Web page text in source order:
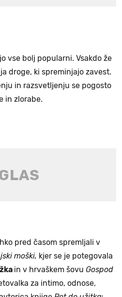
vse bolj popularni. Vsakdo že
droge, ki spreminjajo zavest.
in razsvetljenju se pogosto
in zlorabe.
pred časom spremljali v
moški, kjer se je potegovala
in v hrvaškem šovu Gospod
za intimo, odnose,